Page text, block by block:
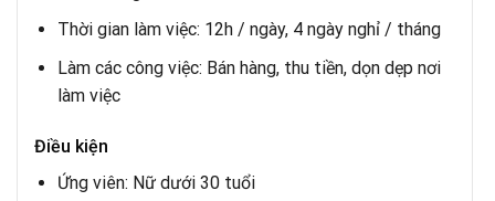
Thời gian làm việc: 12h / ngày, 4 ngày nghỉ / tháng
Làm các công việc: Bán hàng, thu tiền, dọn dẹp nơi
làm việc
Điều kiện
Ứng viên: Nữ dưới 30 tuổi